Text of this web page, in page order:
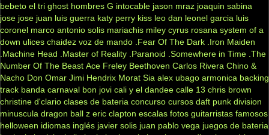
bebeto el tri ghost hombres G intocable jason mraz joaquin sabina
jose jose juan luis guerra katy perry kiss leo dan leonel garcia luis
coronel marco antonio solis mariachis miley cyrus rosana system of a
down ulices chaidez voz de mando .Fear Of The Dark .Iron Maiden
.Machine Head
.Master of Reality .Paranoid .Somewhere in Time .The
Number Of The Beast Ace Freley Beethoven Carlos Rivera Chino &
Nacho Don Omar Jimi Hendrix Morat Sia alex ubago armonica backing
track banda carnaval bon jovi cali y el dandee calle 13 chris brown
christine d'clario clases de bateria concurso cursos daft punk division
minuscula dragon ball z eric clapton escalas fotos guitarristas famosos
helloween idiomas inglés javier solis juan pablo vega juegos de bateria